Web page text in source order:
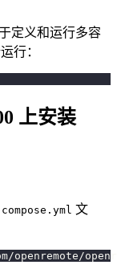
定义和运行多容
行：
上安装
文